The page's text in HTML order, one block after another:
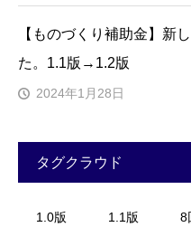
【ものづくり補助金】新
た。1.1版→1.2版
2024年1月28日
タグクラウド
1.0版 1.1版 8